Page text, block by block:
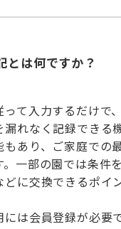
とは何ですか？
って入力するだけで
漏れなく記録できる
もあり、ご家庭での
。一部の園では条件
どに交換できるポイ
は会員登録が必要